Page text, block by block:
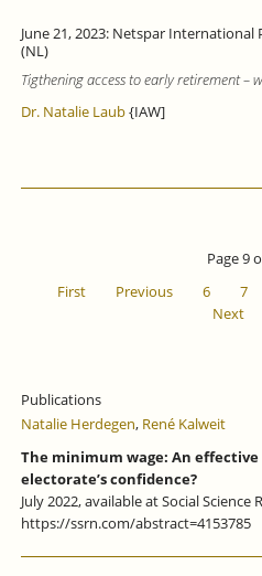
June 21, 2023: Netspar
(NL)
Tigthening access to early retirement –
Dr. Natalie Laub{IAW]
Page 9
First
Previous 6 7
Next
Publications
Natalie Herdegen, René Kalweit
The minimum wage: An
electorate’s confidence?
July 2022, available at Social Science
https://ssrn.com/abstract=4153785